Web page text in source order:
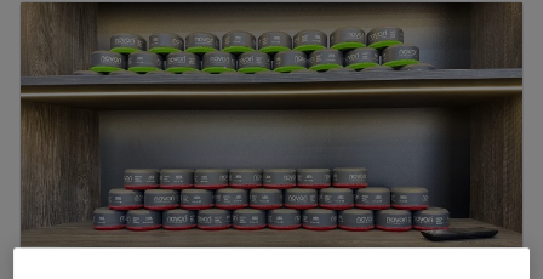
Dienstag
10:00–18:00
Mittwoch
10:00–
Donnerstag
10:00–18:00
Freitag
10:00–18:00
Samstag
09:00
Sonntag
Concept de BEAUTÈ® ist ein Kosmetikstudio, gelegen in
der wunderschönen Stadt Dortmund. Es ist eine